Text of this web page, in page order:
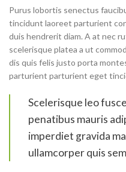
Purus lobortis senectus
tincidunt laoreet parturient
duis hendrerit diam. A at nec
scelerisque platea a ut
dis quis felis justo porta
parturient parturient eget
Scelerisque leo
penatibus mauris
imperdiet gravida
ullamcorper quis